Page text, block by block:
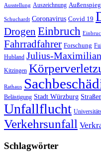
Ausstellung Auszeichnung
Schuchardt Coronavirus Covid 19
Drogen Einbruch
Fahrradfahrer Forschung
Hubland Julius-
Kitzingen
Rathaus
Belästigung Stadt Würzburg
Unfallflucht
Verkehrsunfall
Schlagwörter